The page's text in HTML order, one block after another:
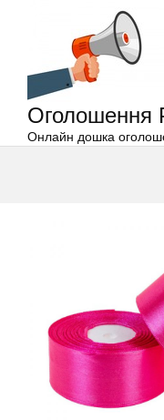
Оголошення
Онлайн дошка